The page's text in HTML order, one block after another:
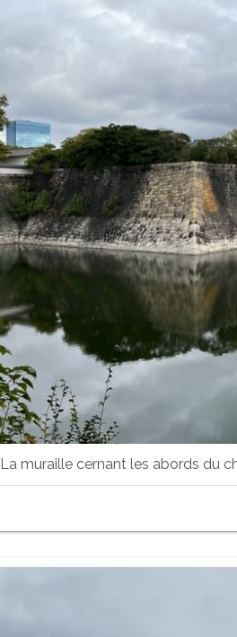
La muraille cernant les abords du